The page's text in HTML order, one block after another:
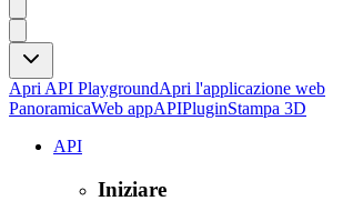
Apri API PlaygroundApri l'applicazione web
PanoramicaWeb appAPIPluginStampa 3D
API
Iniziare